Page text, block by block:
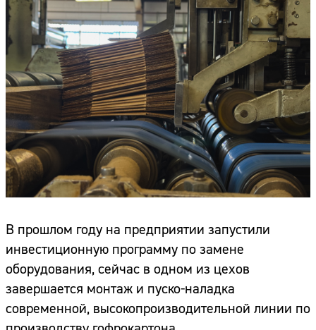
В прошлом году на предприятии запустили
инвестиционную программу по замене
оборудования, сейчас в одном из цехов
завершается монтаж и пуско-наладка
современной, высокопроизводительной линии по